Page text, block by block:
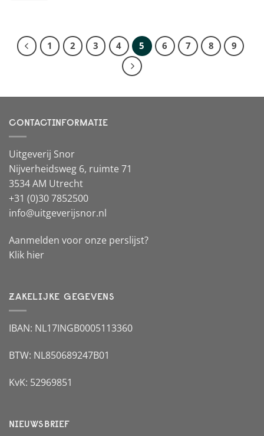
1 2 3 4 5 6 7 8 9
CONTACTINFORMATIE
Uitgeverij Snor
Nijverheidsweg 6, ruimte 71
3534 AM Utrecht
+31 (0)30 7852500
info@uitgeverijsnor.nl
Aanmelden voor onze perslijst?
Klik hier
ZAKELIJKE GEGEVENS
IBAN: NL17INGB0005113360
BTW: NL850689247B01
KvK: 52969851
NIEUWSBRIEF